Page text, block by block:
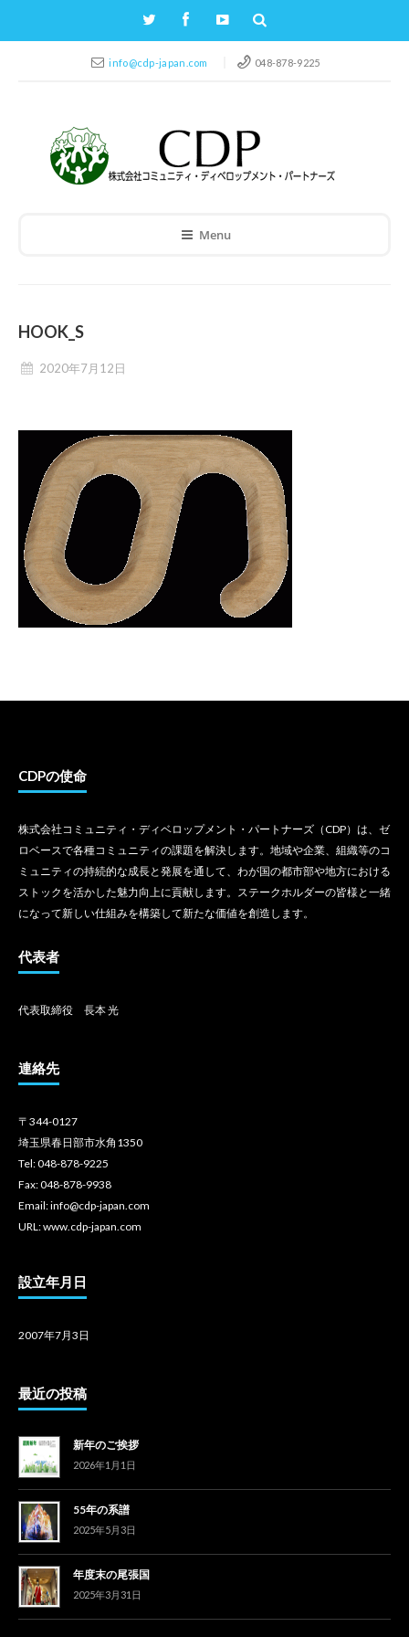
info@cdp-japan.com 048-878-9225
Menu
HOOK_S
2020年7月12日
CDPの使命
株式会社コミュニティ・ディベロップメント・パートナーズ（CDP）は、ゼ
ロベースで各種コミュニティの課題を解決します。地域や企業、組織等のコ
ミュニティの持続的な成長と発展を通して、わが国の都市部や地方における
ストックを活かした魅力向上に貢献します。ステークホルダーの皆様と一緒
になって新しい仕組みを構築して新たな価値を創造します。
代表者
代表取締役 長本 光
連絡先
〒344-0127
埼玉県春日部市水角1350
Tel: 048-878-9225
Fax: 048-878-9938
Email: info@cdp-japan.com
URL: www.cdp-japan.com
設立年月日
2007年7月3日
最近の投稿
新年のご挨拶
2026年1月1日
55年の系譜
2025年5月3日
年度末の尾張国
2025年3月31日